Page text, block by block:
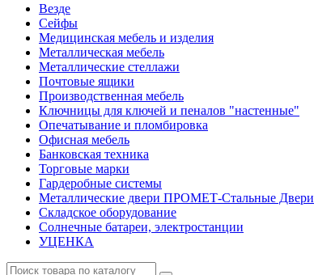
Везде
Сейфы
Медицинская мебель и изделия
Металлическая мебель
Металлические стеллажи
Почтовые ящики
Производственная мебель
Ключницы для ключей и пеналов "настенные"
Опечатывание и пломбировка
Офисная мебель
Банковская техника
Торговые марки
Гардеробные системы
Металлические двери ПРОМЕТ-Стальные Двери
Складское оборудование
Солнечные батареи, электростанции
УЦЕНКА